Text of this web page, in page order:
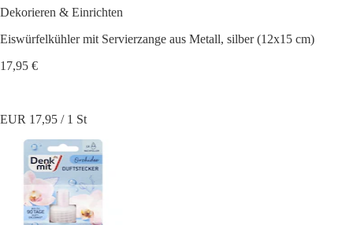
Dekorieren & Einrichten
Eiswürfelkühler mit Servierzange aus Metall, silber (12x15 cm)
17,95 €
EUR 17,95 / 1 St